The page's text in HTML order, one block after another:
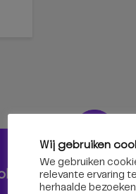
ons!
Wij gebruiken
We gebruiken
relevante ervaring
herhaalde